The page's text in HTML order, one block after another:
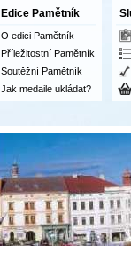
Edice Pamětník
O edici Pamětník
Příležitostní Pamětník
Soutěžní Pamětník
Jak medaile ukládat?